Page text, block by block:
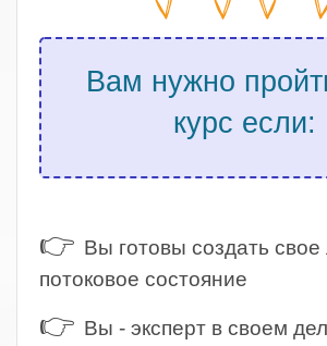
Вам нужно
курс если:
👉 Вы готовы создать свое
потоковое состояние
👉 Вы - эксперт в своем